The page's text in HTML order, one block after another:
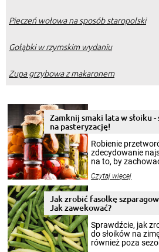
Pieczeń wołowa na sposób staropolski
Gołąbki w rzymskim wydaniu
Zupa grzybowa z makaronem
Zamknij smaki lata w słoiku
na pasteryzację!
Robienie
zdecydowanie
na to, by
krajobrazów, by
pełni poczuć
miesięcy.
patenty, które
przetworów.
Czytaj więcej
Jak zrobić fasolkę
Jak zawekować?
Sprawdźcie, jak
do słoików na
również poza